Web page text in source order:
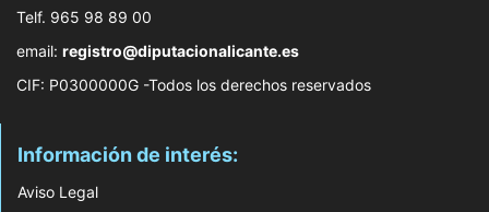
Telf. 965 98 89 00
email: registro@diputacionalicante.es
CIF: P0300000G -Todos los derechos reservados
Información de interés:
Aviso Legal